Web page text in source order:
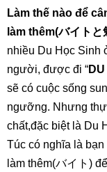
Làm thế nào để
làm thêm(バイトと
nhiều Du Học Sinh
người, được đi “
sẽ có cuộc sống
ngưỡng. Nhưng
chất,đặc biệt là Du
Túc có nghĩa là
làm thêm(バイト)